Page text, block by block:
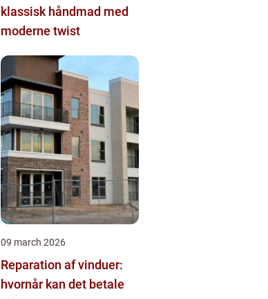
klassisk håndmad med
moderne twist
09 march 2026
Reparation af vinduer:
hvornår kan det betale